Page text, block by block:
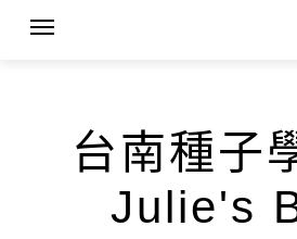
台南種子
Julie's